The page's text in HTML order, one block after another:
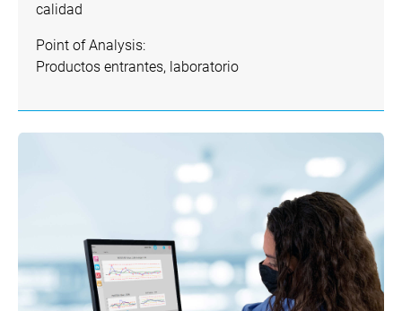
calidad
Point of Analysis:
Productos entrantes, laboratorio